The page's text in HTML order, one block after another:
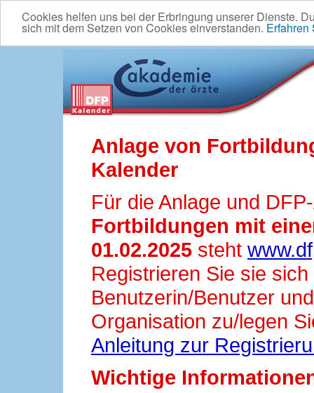
Cookies helfen uns bei der Erbringung unserer Dienste.
sich mit dem Setzen von Cookies einverstanden. Erfahren
Anlage von
Kalender
Für die Anlage und
Fortbildungen mit
01.02.2025 steht
Registrieren Sie sie
Benutzerin/Benutzer
Organisation zu/legen
Anleitung zur
Wichtige